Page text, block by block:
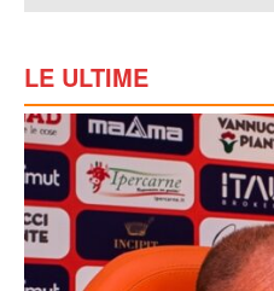
LE ULTIME